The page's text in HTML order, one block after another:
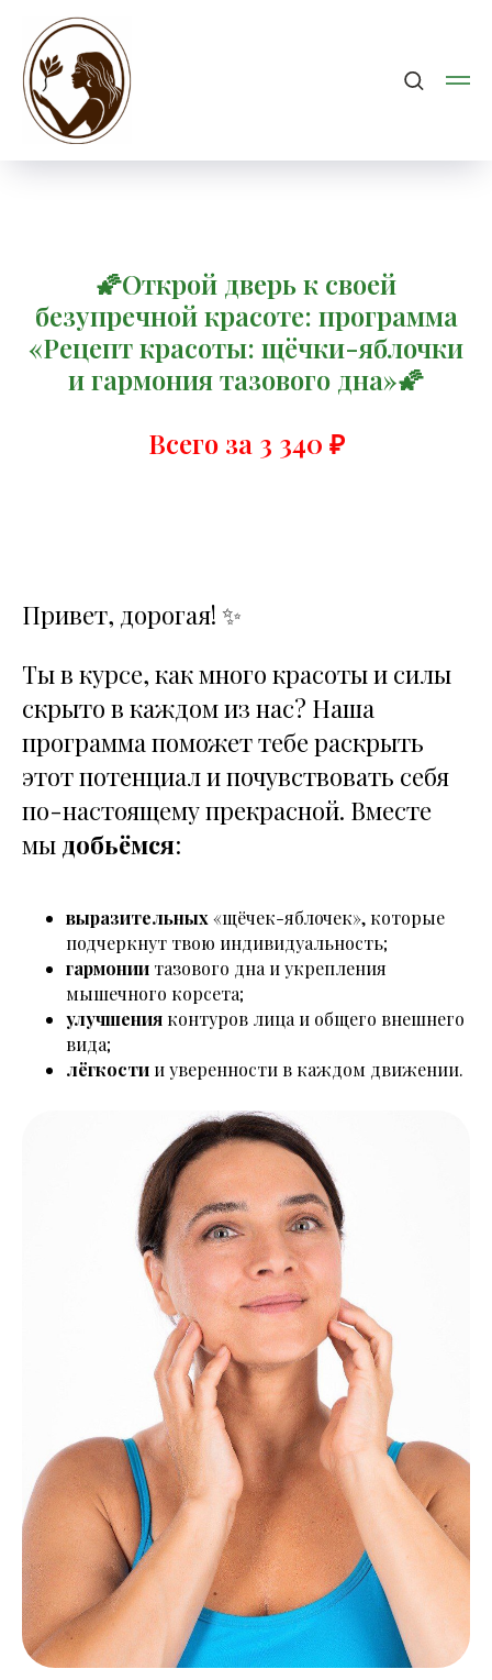
🌠Открой дверь к своей
безупречной красоте: программа
«Рецепт красоты: щёчки-яблочки
и гармония тазового дна»🌠
Всего за 3 340 ₽
Привет, дорогая! ✨
Ты в курсе, как много красоты и силы
скрыто в каждом из нас? Наша
программа поможет тебе раскрыть
этот потенциал и почувствовать себя
по-настоящему прекрасной. Вместе
мы добьёмся:
выразительных «щёчек-яблочек», которые
подчеркнут твою индивидуальность;
гармонии тазового дна и укрепления
мышечного корсета;
улучшения контуров лица и общего внешнего
вида;
лёгкости и уверенности в каждом движении.